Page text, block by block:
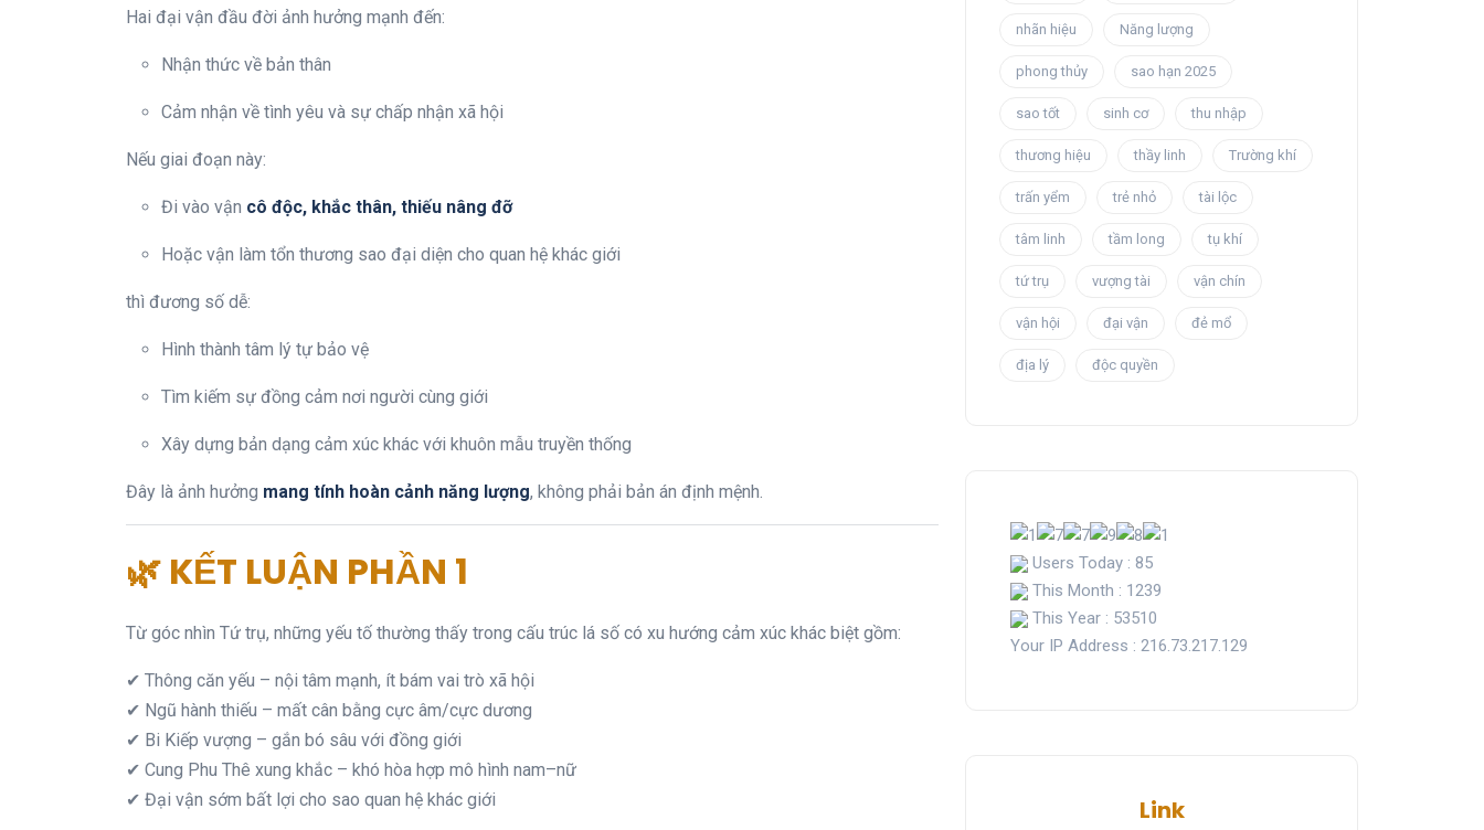
Hai đại vận đầu đời ảnh hưởng mạnh đến:
Nhận thức về bản thân
Cảm nhận về tình yêu và sự chấp nhận xã hội
Nếu giai đoạn này:
Đi vào vận cô độc, khắc thân, thiếu nâng đỡ
Hoặc vận làm tổn thương sao đại diện cho quan hệ khác giới
thì đương số dễ:
Hình thành tâm lý tự bảo vệ
Tìm kiếm sự đồng cảm nơi người cùng giới
Xây dựng bản dạng cảm xúc khác với khuôn mẫu truyền thống
Đây là ảnh hưởng mang tính hoàn cảnh năng lượng, không phải bản án định mệnh.
🌿 KẾT LUẬN PHẦN 1
Từ góc nhìn Tứ trụ, những yếu tố thường thấy trong cấu trúc lá số có xu hướng cảm xúc khác biệt gồm:
✔ Thông căn yếu – nội tâm mạnh, ít bám vai trò xã hội
✔ Ngũ hành thiếu – mất cân bằng cực âm/cực dương
✔ Bi Kiếp vượng – gắn bó sâu với đồng giới
✔ Cung Phu Thê xung khắc – khó hòa hợp mô hình nam–nữ
✔ Đại vận sớm bất lợi cho sao quan hệ khác giới
nhãn hiệu Năng lượng
phong thủy sao hạn 2025
sao tốt sinh cơ thu nhập
thương hiệu thầy linh Trường khí
trấn yểm trẻ nhỏ tài lộc
tâm linh tầm long tụ khí
tứ trụ vượng tài vận chín
vận hội đại vận đẻ mổ
địa lý độc quyền
Users Today : 85
This Month : 1239
This Year : 53510
Your IP Address : 216.73.217.129
Link